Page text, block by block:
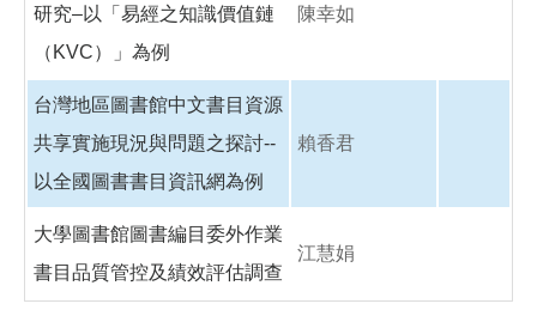
研究–以「易經之知識價值鏈
（KVC）」為例
陳幸如
台灣地區圖書館中文書目資源
共享實施現況與問題之探討--
以全國圖書書目資訊網為例
賴香君
大學圖書館圖書編目委外作業
書目品質管控及績效評估調查
江慧娟